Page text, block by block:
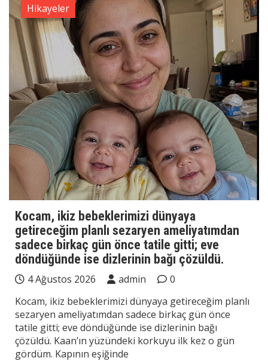
Hikayeler
Kocam, ikiz bebeklerimizi dünyaya
getireceğim planlı sezaryen ameliyatımdan
sadece birkaç gün önce tatile gitti; eve
döndüğünde ise dizlerinin bağı çözüldü.
4 Ağustos 2026 admin
0
Kocam, ikiz bebeklerimizi dünyaya getireceğim planlı
sezaryen ameliyatımdan sadece birkaç gün önce
tatile gitti; eve döndüğünde ise dizlerinin bağı
çözüldü. Kaan’ın yüzündeki korkuyu ilk kez o gün
gördüm. Kapının eşiğinde